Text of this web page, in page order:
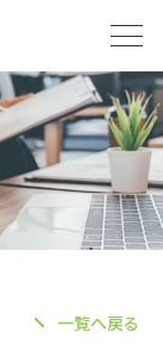
一覧へ戻る